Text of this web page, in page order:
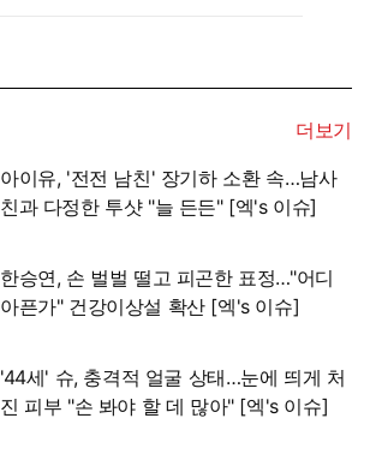
더보기
아이유, '전전 남친' 장기하 소환 속…남사
친과 다정한 투샷 "늘 든든" [엑's 이슈]
한승연, 손 벌벌 떨고 피곤한 표정…"어디
아픈가" 건강이상설 확산 [엑's 이슈]
'44세' 슈, 충격적 얼굴 상태…눈에 띄게 처
진 피부 "손 봐야 할 데 많아" [엑's 이슈]